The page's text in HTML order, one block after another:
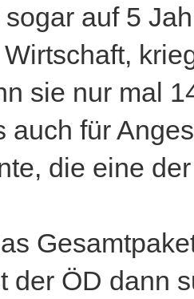
auf 5
sie nur mal
auch für
die eine
der ÖD dann